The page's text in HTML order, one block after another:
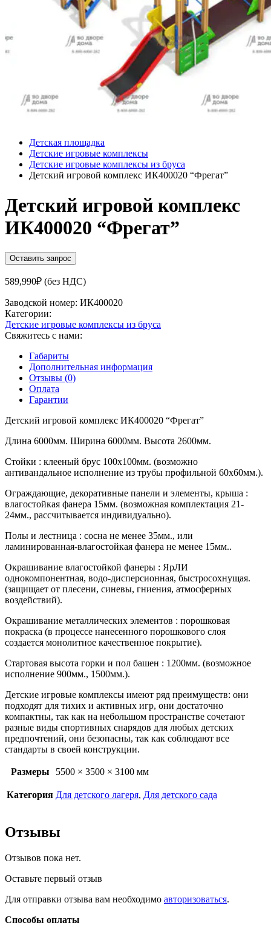
Детская площадка
Детские игровые комплексы
Детские игровые комплексы из бруса
Детский игровой комплекс ИК400020 “Фрегат”
Детский игровой комплекс
ИК400020 “Фрегат”
Оставить запрос
589,990₽ (без НДС)
Заводской номер: ИК400020
Категории:
Детские игровые комплексы из бруса
Свяжитесь с нами:
Габариты
Дополнительная информация
Отзывы (0)
Оплата
Гарантии
Детский игровой комплекс ИК400020 “Фрегат”
Длина 6000мм. Ширина 6000мм. Высота 2600мм.
Стойки : клееный брус 100х100мм. (возможно
антивандальное исполнение из трубы профильной 60х60мм.).
Ограждающие, декоративные панели и элементы, крыша :
влагостойкая фанера 15мм. (возможная комплектация 21-
24мм., рассчитывается индивидуально).
Полы и лестница : сосна не менее 35мм., или
ламинированная-влагостойкая фанера не менее 15мм..
Окрашивание влагостойкой фанеры : ЯрЛИ
однокомпонентная, водо-дисперсионная, быстросохнущая.
(защищает от плесени, синевы, гниения, атмосферных
воздействий).
Окрашивание металлических элементов : порошковая
покраска (в процессе нанесенного порошкового слоя
создается монолитное качественное покрытие).
Стартовая высота горки и пол башен : 1200мм. (возможное
исполнение 900мм., 1500мм.).
Детские игровые комплексы имеют ряд преимуществ: они
подходят для тихих и активных игр, они достаточно
компактны, так как на небольшом пространстве сочетают
разные виды спортивных снарядов для любых детских
предпочтений, они безопасны, так как соблюдают все
стандарты в своей конструкции.
Размеры 5500 × 3500 × 3100 мм
Категория Для детского лагеря, Для детского сада
Отзывы
Отзывов пока нет.
Оставьте первый отзыв
Для отправки отзыва вам необходимо авторизоваться.
Способы оплаты